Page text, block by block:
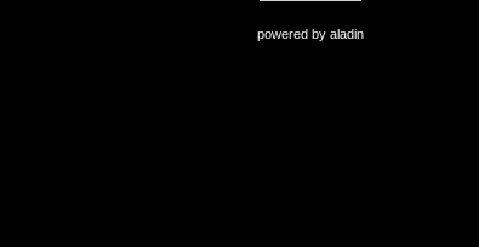
powered by aladin